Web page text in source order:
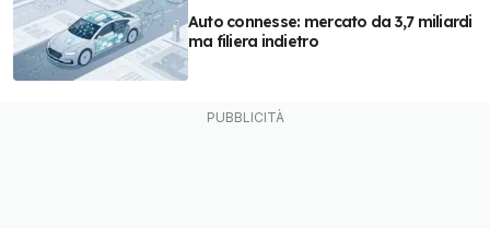
Auto connesse: mercato da 3,7 miliardi
ma filiera indietro